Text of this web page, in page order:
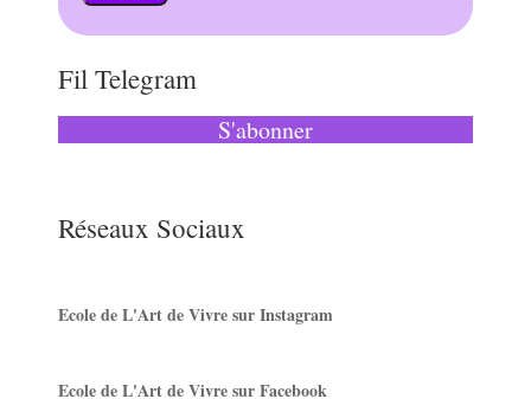
Fil Telegram
S'abonner
Réseaux Sociaux
Ecole de L'Art de Vivre sur Instagram
Ecole de L'Art de Vivre sur Facebook